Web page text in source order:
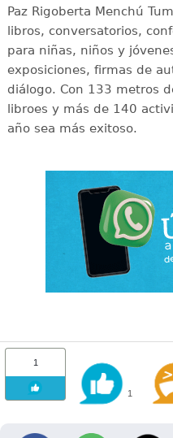
Paz Rigoberta Menchú
libros, conversatorios,
para niñas, niños y
exposiciones, firmas de
diálogo. Con 133 metros
libroes y más de 140
año sea más exitoso.
1
1